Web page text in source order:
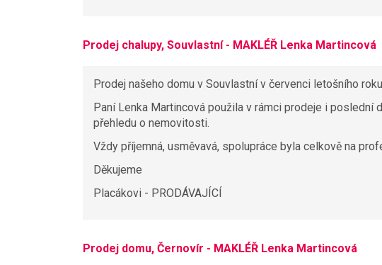
Prodej chalupy, Souvlastní - MAKLÉŘ Lenka Martincová
Prodej našeho domu v Souvlastní v červenci letošního
Paní Lenka Martincová použila v rámci prodeje i
přehledu o nemovitosti.
Vždy příjemná, usměvavá, spolupráce byla celkově na
Děkujeme
Placákovi - PRODÁVAJÍCÍ
Prodej domu, Černovír - MAKLÉŘ Lenka Martincová